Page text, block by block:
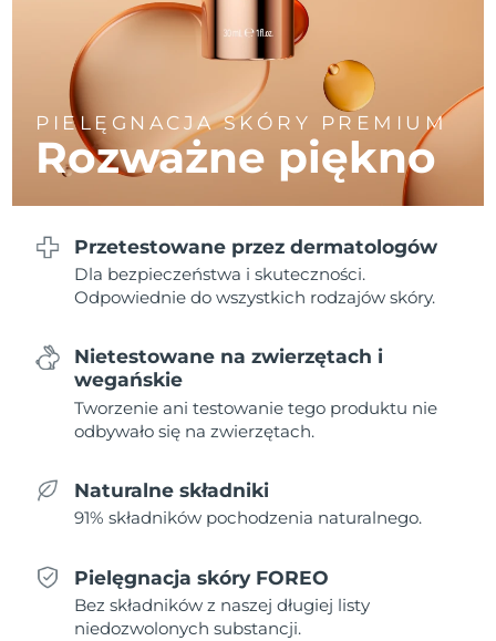
PIELĘGNACJA SKÓRY PREMIUM
Rozważne piękno
Przetestowane przez dermatologów
Dla bezpieczeństwa i skuteczności.
Odpowiednie do wszystkich rodzajów skóry.
Nietestowane na zwierzętach i
wegańskie
Tworzenie ani testowanie tego produktu nie
odbywało się na zwierzętach.
Naturalne składniki
91% składników pochodzenia naturalnego.
Pielęgnacja skóry FOREO
Bez składników z naszej długiej listy
niedozwolonych substancji.
Oczekiwany czas dostawy
Litwa
Oczekiwany czas dostawy
Luksemburg
Oczekiwany czas dostawy
8/12/26
Oczekiwany czas dostawy
Malezja
Oczekiwany czas dostawy
8/15/26
Malta
Meksyk
Oczekiwany czas dostawy
Monako
Nowa Zelandia
Oczekiwany czas dostawy